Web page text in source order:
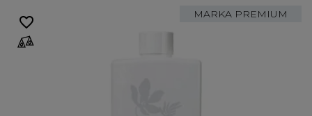
MARKA PREMIUM
favorite_border